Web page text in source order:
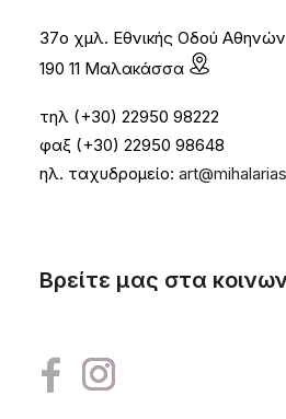
37ο χμλ. Εθνικής Οδού
190 11 Μαλακάσσα
τηλ (+30) 22950 98222
φαξ (+30) 22950 98648
ηλ. ταχυδρομείο:
Βρείτε μας στα